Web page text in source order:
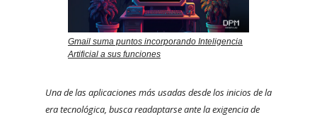
Gmail suma puntos incorporando Inteligencia
Artificial a sus funciones
Una de las aplicaciones más usadas desde los inicios de la
era tecnológica, busca readaptarse ante la exigencia de